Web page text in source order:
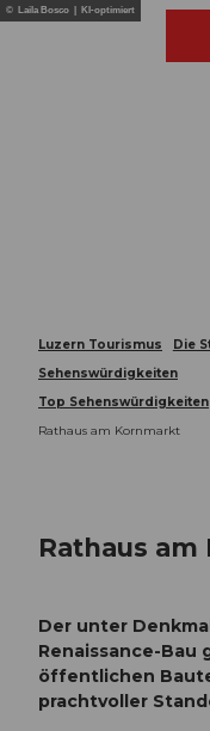
Z
© Laila Bosco | KI-optimiert
Luzern Tourismus
Die
Sehenswürdigkeiten
Top Sehenswürdigkeiten
Rathaus am Kornmarkt
Rathaus
Der unter
Renaissance-Bau
öffentlichen
prachtvoller